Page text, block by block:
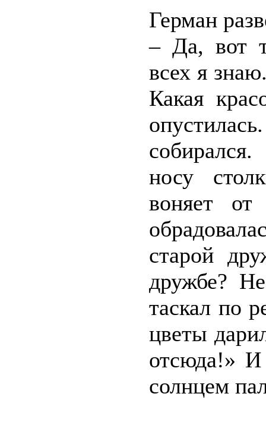
Герман
– Да, вот
всех я
Какая
носу
воняет
старой
дружбе?
таскал по
цветы
отсюда!» И
солнцем